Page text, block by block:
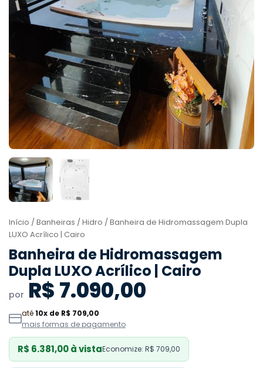
Início /Banheiras /Hidro / Banheira de Hidromassagem Dupla
LUXO Acrílico | Cairo
Banheira de Hidromassagem
Dupla LUXO Acrílico | Cairo
por R$ 7.090,00
até10x de R$ 709,00
mais formas de pagamento
R$ 6.381,00 à vistaEconomize: R$ 709,00